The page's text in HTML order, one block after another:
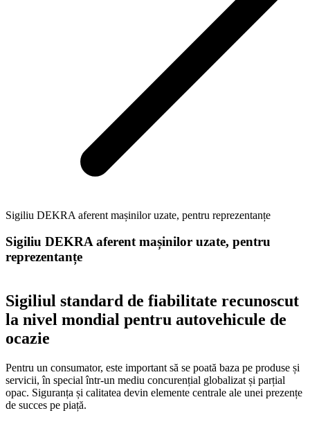
Sigiliu DEKRA aferent mașinilor uzate, pentru reprezentanțe
Sigiliu DEKRA aferent mașinilor uzate, pentru
reprezentanțe
Sigiliul standard de fiabilitate recunoscut
la nivel mondial pentru autovehicule de
ocazie
Pentru un consumator, este important să se poată baza pe produse și
servicii, în special într-un mediu concurențial globalizat și parțial
opac. Siguranța și calitatea devin elemente centrale ale unei prezențe
de succes pe piață.